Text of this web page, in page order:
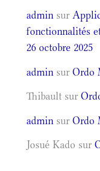
admin sur
fonctionnalités
26 octobre 2025
admin surOrdo
Thibault sur
admin surOrdo
Josué Kado sur